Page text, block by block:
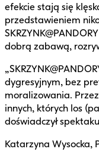
efekcie stają się
przedstawieniem
dobrą zabawą,
dygresyjnym, bez
moralizowania.
innych, których los
doświadczył
Katarzyna Wysocka,